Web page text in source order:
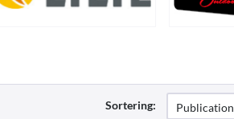
Sortering: